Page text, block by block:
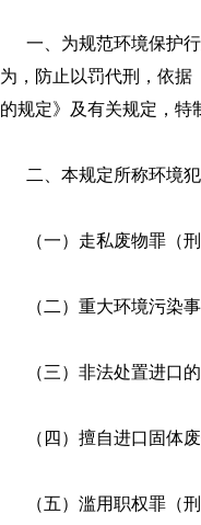
一、为规范环境保护行
为，防止以罚代刑，依据
的规定》及有关规定，特
二、本规定所称环境犯
（一）走私废物罪（刑
（二）重大环境污染事
（三）非法处置进口的
（四）擅自进口固体废
（五）滥用职权罪（刑